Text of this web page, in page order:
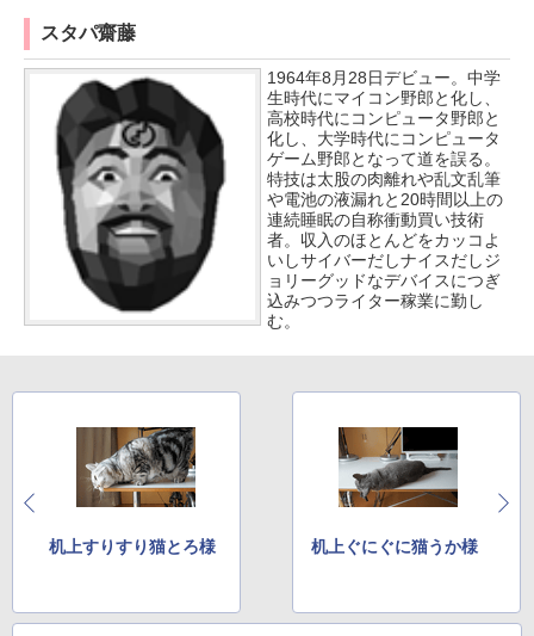
スタパ齋藤
1964年8月28日デビュー。中学
生時代にマイコン野郎と化し、
高校時代にコンピュータ野郎と
化し、大学時代にコンピュータ
ゲーム野郎となって道を誤る。
特技は太股の肉離れや乱文乱筆
や電池の液漏れと20時間以上の
連続睡眠の自称衝動買い技術
者。収入のほとんどをカッコよ
いしサイバーだしナイスだしジ
ョリーグッドなデバイスにつぎ
込みつつライター稼業に勤し
む。
机上すりすり猫とろ様 机上ぐにぐに猫うか様